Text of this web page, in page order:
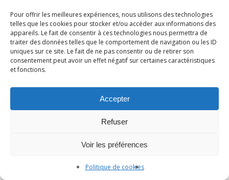
Pour offrir les meilleures expériences, nous utilisons des technologies
telles que les cookies pour stocker et/ou accéder aux informations des
appareils. Le fait de consentir à ces technologies nous permettra de
traiter des données telles que le comportement de navigation ou les ID
uniques sur ce site. Le fait de ne pas consentir ou de retirer son
consentement peut avoir un effet négatif sur certaines caractéristiques
et fonctions.
Accepter
Refuser
Voir les préférences
Politique de cookies